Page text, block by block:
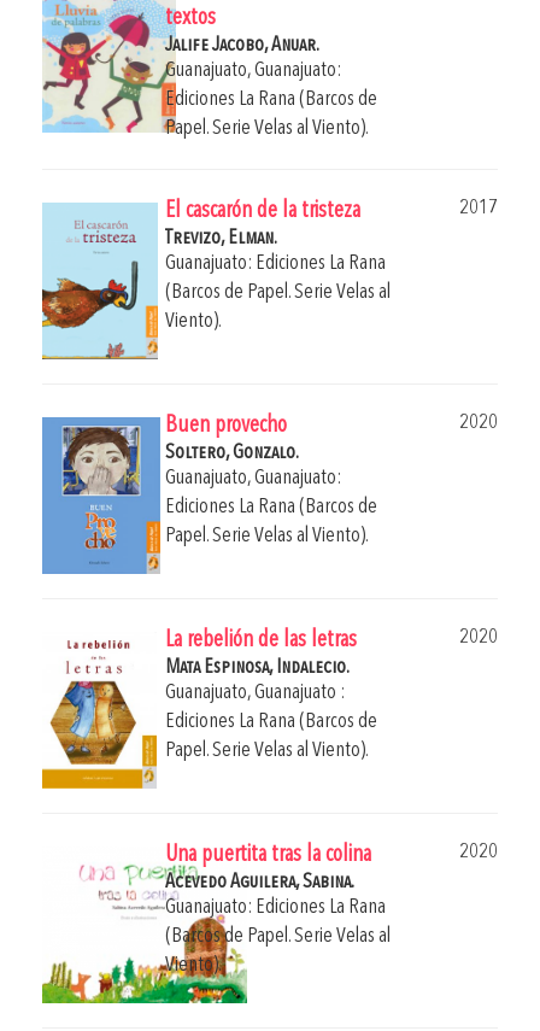
textos
Jalife Jacobo, Anuar.
Guanajuato, Guanajuato:
Ediciones La Rana (Barcos de
Papel. Serie Velas al Viento).
El cascarón de la tristeza
2017
Trevizo, Elman.
Guanajuato: Ediciones La Rana
(Barcos de Papel. Serie Velas al
Viento).
Buen provecho
2020
Soltero, Gonzalo.
Guanajuato, Guanajuato:
Ediciones La Rana (Barcos de
Papel. Serie Velas al Viento).
La rebelión de las letras
2020
Mata Espinosa, Indalecio.
Guanajuato, Guanajuato :
Ediciones La Rana (Barcos de
Papel. Serie Velas al Viento).
Una puertita tras la colina
2020
Acevedo Aguilera, Sabina.
Guanajuato: Ediciones La Rana
(Barcos de Papel. Serie Velas al
Viento).